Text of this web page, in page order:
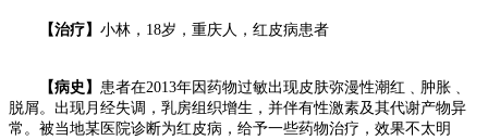
【治疗】 小林，18岁，重庆人，红皮病患者
【病史】 患者在2013年因药物过敏出现皮肤弥漫性潮红﹑肿胀﹑
脱屑。出现月经失调，乳房组织增生，并伴有性激素及其代谢产物异
常。被当地某医院诊断为红皮病，给予一些药物治疗，效果不太明